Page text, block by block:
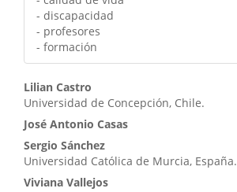
- discapacidad
- profesores
- formación
Contenido
principal
del
artículo
Lilian Castro
Universidad de Concepción, Chile.
José Antonio Casas
Sergio Sánchez
Universidad Católica de Murcia, España.
Viviana Vallejos